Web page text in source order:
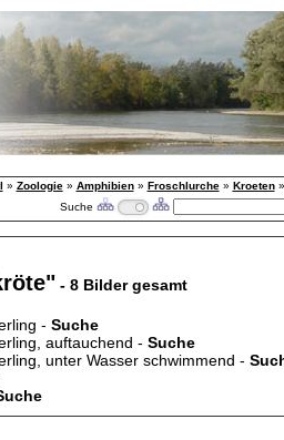
» Zoologie» Amphibien» Froschlurche» Kroeten»
Suche
- 8 Bilder gesamt
- Suche
auftauchend - Suche
unter Wasser schwimmend -